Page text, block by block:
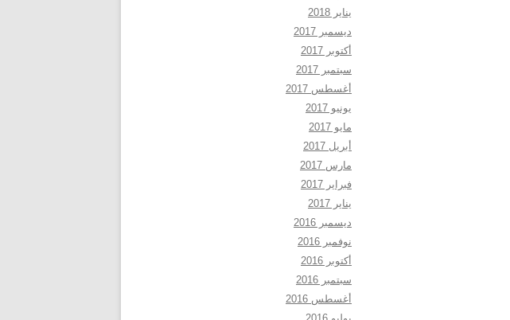
يناير 2018
ديسمبر 2017
أكتوبر 2017
سبتمبر 2017
أغسطس 2017
يونيو 2017
مايو 2017
أبريل 2017
مارس 2017
فبراير 2017
يناير 2017
ديسمبر 2016
نوفمبر 2016
أكتوبر 2016
سبتمبر 2016
أغسطس 2016